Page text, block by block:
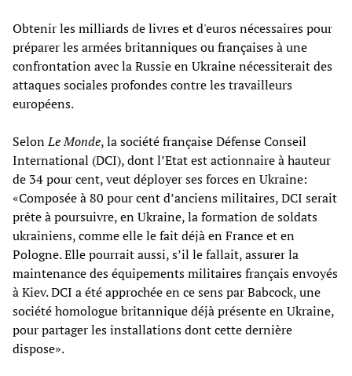
Obtenir les milliards de livres et d'euros nécessaires pour
préparer les armées britanniques ou françaises à une
confrontation avec la Russie en Ukraine nécessiterait des
attaques sociales profondes contre les travailleurs
européens.
SelonLe Monde, la société française Défense Conseil
International (DCI), dont l’Etat est actionnaire à hauteur
de 34 pour cent, veut déployer ses forces en Ukraine:
«Composée à 80 pour cent d’anciens militaires, DCI serait
prête à poursuivre, en Ukraine, la formation de soldats
ukrainiens, comme elle le fait déjà en France et en
Pologne. Elle pourrait aussi, s’il le fallait, assurer la
maintenance des équipements militaires français envoyés
à Kiev. DCI a été approchée en ce sens par Babcock, une
société homologue britannique déjà présente en Ukraine,
pour partager les installations dont cette dernière
dispose».